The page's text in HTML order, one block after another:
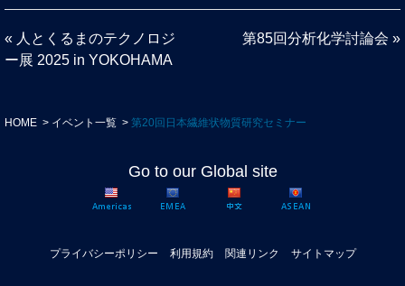
« 人とくるまのテクノロジ
ー展 2025 in YOKOHAMA
第85回分析化学討論会 »
HOME イベント一覧 第20回日本繊維状物質研究セミナー
Go to our Global site
プライバシーポリシー 利用規約 関連リンク サイトマップ